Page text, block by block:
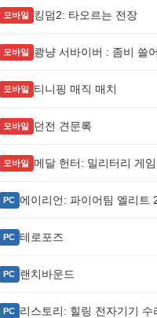
모바일 킹덤2: 타오르는 전장
모바일 쾅냥 서바이버 : 좀비 쓸
모바일 티니핑 매직 매치
모바일 던전 견문록
모바일 메달 헌터: 밀리터리 게임
PC 에이리언: 파이어팀 엘리트
PC 테로포즈
PC 랜치바운드
PC 리스토리: 힐링 전자기기 수